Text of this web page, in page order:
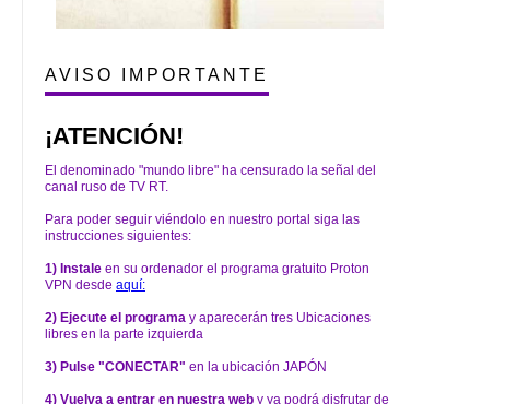
AVISO IMPORTANTE
¡ATENCIÓN!
El denominado "mundo libre" ha censurado la señal del
canal ruso de TV RT.
Para poder seguir viéndolo en nuestro portal siga las
instrucciones siguientes:
1) Instale en su ordenador el programa gratuito Proton
VPN desde aquí:
2) Ejecute el programa y aparecerán tres Ubicaciones
libres en la parte izquierda
3) Pulse "CONECTAR" en la ubicación JAPÓN
4) Vuelva a entrar en nuestra web y ya podrá disfrutar de